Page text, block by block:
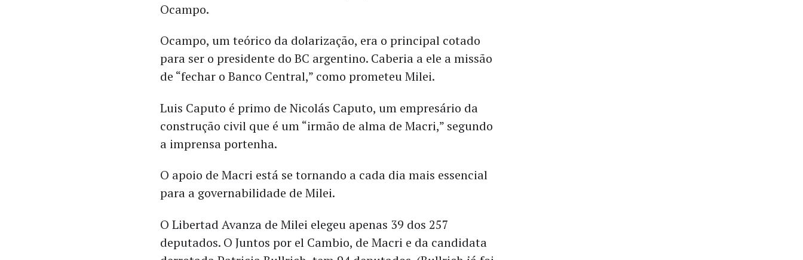
Ocampo.
Ocampo, um teórico da dolarização, era o principal cotado
para ser o presidente do BC argentino. Caberia a ele a missão
de “fechar o Banco Central,” como prometeu Milei.
Luis Caputo é primo de Nicolás Caputo, um empresário da
construção civil que é um “irmão de alma de Macri,” segundo
a imprensa portenha.
O apoio de Macri está se tornando a cada dia mais essencial
para a governabilidade de Milei.
O Libertad Avanza de Milei elegeu apenas 39 dos 257
deputados. O Juntos por el Cambio, de Macri e da candidata